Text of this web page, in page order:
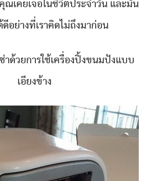
เคยเจอในชีวิตประจำวัน และมัน
ดีอย่างที่เราคิดไม่ถึงมาก่อน
ด้วยการใช้เครื่องปิ้งขนมปังแบบ
เอียงข้าง